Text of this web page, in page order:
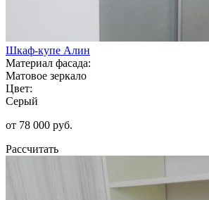
Шкаф-купе Алин
Материал фасада:
Матовое зеркало
Цвет:
Серый
от 78 000 руб.
Рассчитать